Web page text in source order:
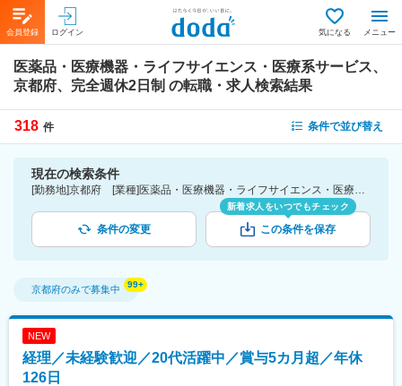
会員登録 ログイン 気になる メニュー
医薬品・医療機器・ライフサイエンス・医療系サービス、
京都府、完全週休2日制 の転職・求人検索結果
318 件 条件で並び替え
現在の検索条件
[勤務地]京都府 [業種]医薬品・医療機器・ライフサイエンス・医療系サービス [こだわり条件ピックアップ]完全週休2日制 [詳細条件](休日・働き方)完全週休2日制
条件の変更
新着求人をいつでもチェック
この条件を保存
京都府のみで募集中
NEW
経理／未経験歓迎／20代活躍中／賞与5カ月超／年休
126日